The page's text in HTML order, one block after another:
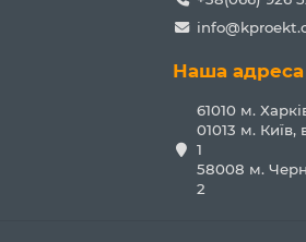
Наша адреса
61010 м.
01013 м. Київ,
1
58008 м.
2